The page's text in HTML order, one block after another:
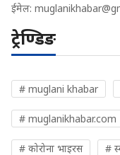
ईमेल:
ट्रेण्डिङ
# muglani khabar
# muglanikhabar.com
# कोरोना भाइरस #